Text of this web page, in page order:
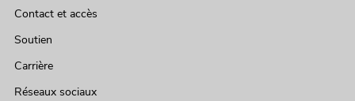
Contact et accès
Soutien
Carrière
Réseaux sociaux